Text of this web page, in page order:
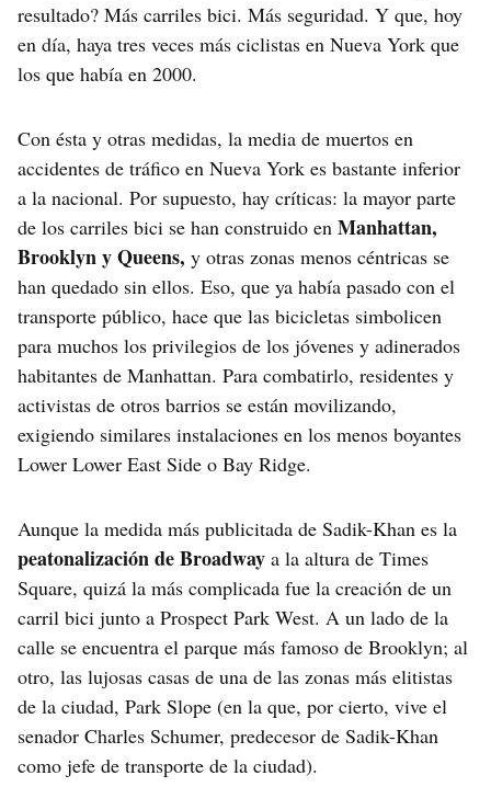
resultado? Más carriles bici. Más seguridad. Y que, hoy
en día, haya tres veces más ciclistas en Nueva York que
los que había en 2000.
Con ésta y otras medidas, la media de muertos en
accidentes de tráfico en Nueva York es bastante inferior
a la nacional. Por supuesto, hay críticas: la mayor parte
de los carriles bici se han construido en Manhattan,
Brooklyn y Queens, y otras zonas menos céntricas se
han quedado sin ellos. Eso, que ya había pasado con el
transporte público, hace que las bicicletas simbolicen
para muchos los privilegios de los jóvenes y adinerados
habitantes de Manhattan. Para combatirlo, residentes y
activistas de otros barrios se están movilizando,
exigiendo similares instalaciones en los menos boyantes
Lower Lower East Side o Bay Ridge.
Aunque la medida más publicitada de Sadik-Khan es la
peatonalización de Broadway a la altura de Times
Square, quizá la más complicada fue la creación de un
carril bici junto a Prospect Park West. A un lado de la
calle se encuentra el parque más famoso de Brooklyn; al
otro, las lujosas casas de una de las zonas más elitistas
de la ciudad, Park Slope (en la que, por cierto, vive el
senador Charles Schumer, predecesor de Sadik-Khan
como jefe de transporte de la ciudad).